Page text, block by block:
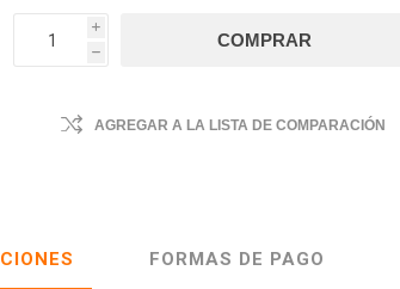
i
h
AGREGAR A LA LISTA DE COMPARACIÓN
FORMAS DE PAGO